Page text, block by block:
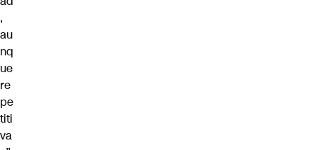
,
au
nq
ue
re
pe
titi
va